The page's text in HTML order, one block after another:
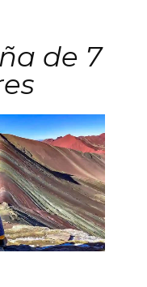
de 7